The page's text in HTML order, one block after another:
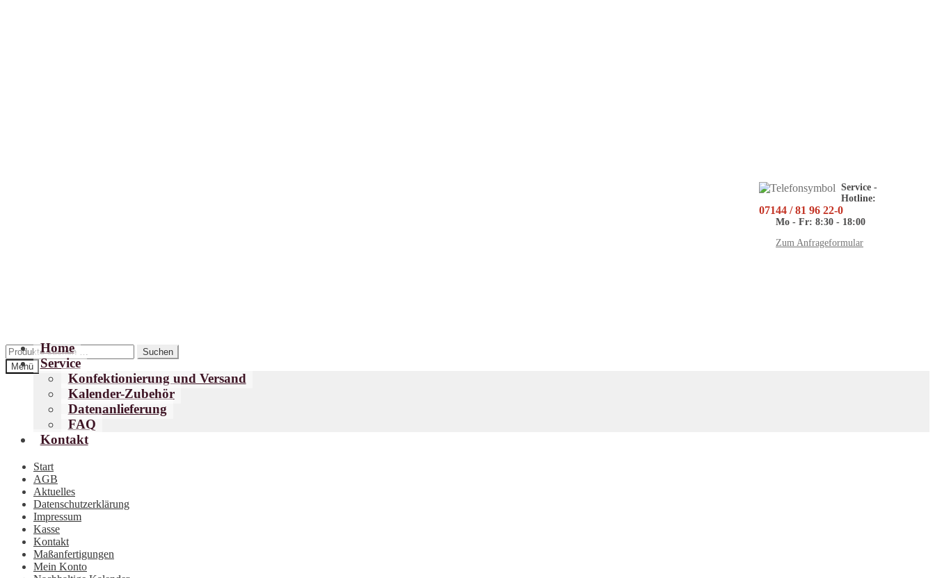
Zur
Navigation
springen
Zum
Inhalt
springen
Suchen
nach:
Suchen
Menü
Home
Service
Konfektionierung und Versand
Kalender-Zubehör
Datenanlieferung
FAQ
Kontakt
Start
AGB
Aktuelles
Datenschutzerklärung
Impressum
Kasse
Kontakt
Maßanfertigungen
Mein Konto
Service -
Hotline:
07144 / 81 96 22-0
Mo - Fr: 8:30 - 18:00
Zum Anfrageformular